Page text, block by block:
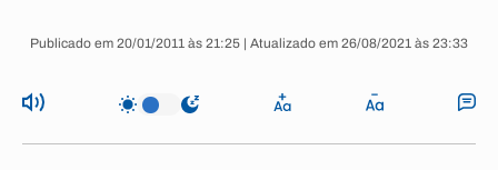
Publicado em 20/01/2011 às 21:25 | Atualizado em 26/08/2021 às 23:33